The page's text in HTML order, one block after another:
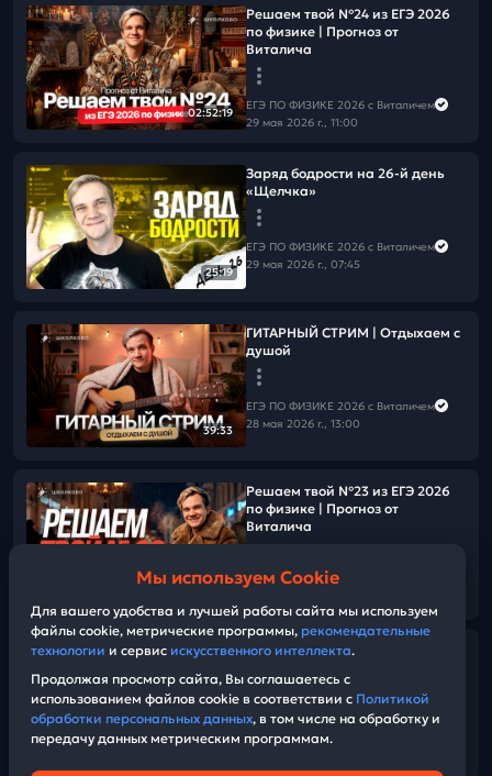
02:52:19
Решаем твой №24 из ЕГЭ 2026
по физике | Прогноз от
Виталича
ЕГЭ ПО ФИЗИКЕ 2026 с Виталичем
29 мая 2026 г., 11:00
25:19
Заряд бодрости на 26-й день
«Щелчка»
ЕГЭ ПО ФИЗИКЕ 2026 с Виталичем
29 мая 2026 г., 07:45
39:33
ГИТАРНЫЙ СТРИМ | Отдыхаем с
душой
ЕГЭ ПО ФИЗИКЕ 2026 с Виталичем
28 мая 2026 г., 13:00
01:55:01
Решаем твой №23 из ЕГЭ 2026
по физике | Прогноз от
Виталича
ЕГЭ ПО ФИЗИКЕ 2026 с Виталичем
04:31
Заряд бодрости на 25-й день
ЕГЭ ПО ФИЗИКЕ 2026 с Виталичем
28 мая 2026 г., 07:45
Мы используем Cookie
Для вашего удобства и лучшей работы сайта мы используем
файлы cookie, метрические программы, рекомендательные
технологии и сервис искусственного интеллекта.
Продолжая просмотр сайта, Вы соглашаетесь с
использованием файлов cookie в соответствии с Политикой
обработки персональных данных, в том числе на обработку и
передачу данных метрическим программам.